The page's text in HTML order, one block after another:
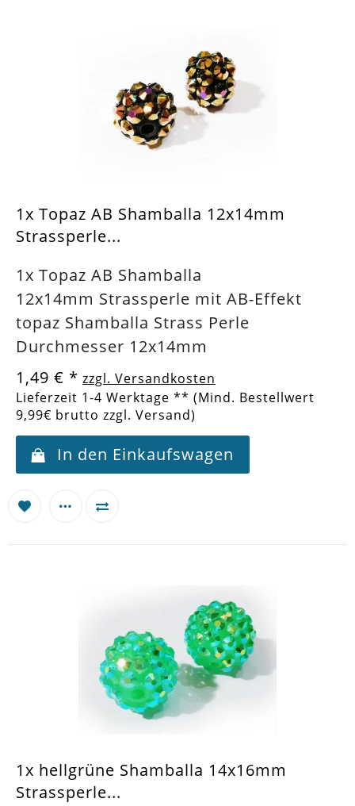
1x Topaz AB Shamballa 12x14mm
Strassperle...
1x Topaz AB Shamballa
12x14mm Strassperle mit AB-Effekt
topaz Shamballa Strass Perle
Durchmesser 12x14mm
1,49 € * zzgl. Versandkosten
Lieferzeit 1-4 Werktage ** (Mind. Bestellwert
9,99€ brutto zzgl. Versand)
In den Einkaufswagen
1x hellgrüne Shamballa 14x16mm
Strassperle...